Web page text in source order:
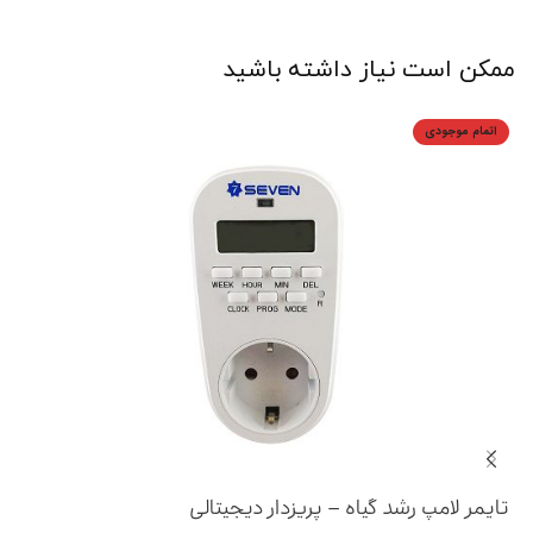
ممکن است نیاز داشته باشید
اتمام موجودی
تایمر لامپ رشد گیاه – پریزدار دیجیتالی